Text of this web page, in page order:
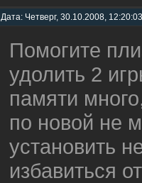
Дата: Четверг, 30.10.2008,
Помогите
удолить 2
памяти
по новой не
установить
избавиться